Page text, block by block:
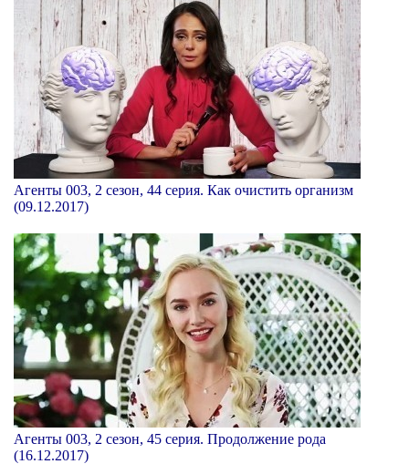
Агенты 003, 2 сезон, 44 серия. Как очистить организм
(09.12.2017)
Агенты 003, 2 сезон, 45 серия. Продолжение рода
(16.12.2017)